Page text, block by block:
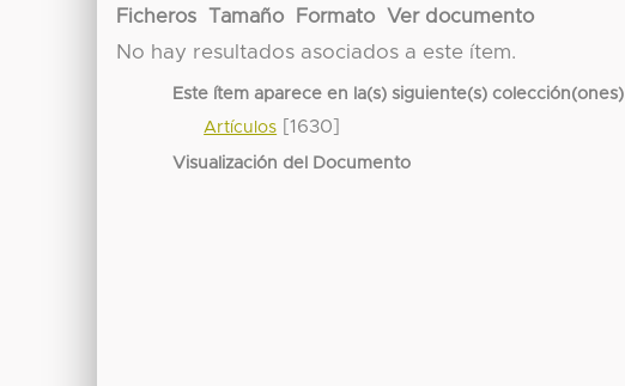
Ficheros Tamaño Formato
Ver documento
No hay resultados asociados a este ítem.
Este ítem aparece en la(s) siguiente(s) colección(ones)
Artículos [1630]
Visualización del Documento